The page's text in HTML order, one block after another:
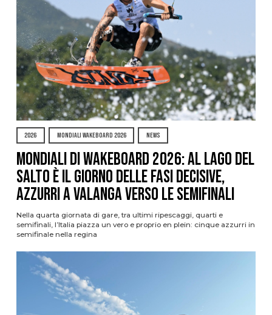
2026 MONDIALI WAKEBOARD 2026 NEWS
Mondiali di Wakeboard 2026: al Lago del
Salto è il giorno delle fasi decisive,
azzurri a valanga verso le semifinali
Nella quarta giornata di gare, tra ultimi ripescaggi, quarti e
semifinali, l’Italia piazza un vero e proprio en plein: cinque azzurri in
semifinale nella regina